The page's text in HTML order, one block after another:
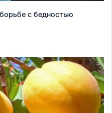
с бедностью